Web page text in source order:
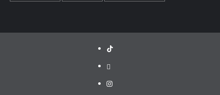
TikTok
threads
Instagram